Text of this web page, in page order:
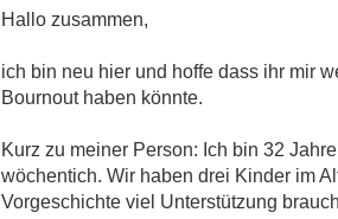
Hallo zusammen,
ich bin neu hier und hoffe dass ihr mir
Bournout haben könnte.
Kurz zu meiner Person: Ich bin 32
wöchentich. Wir haben drei Kinder im
Vorgeschichte viel Unterstützung